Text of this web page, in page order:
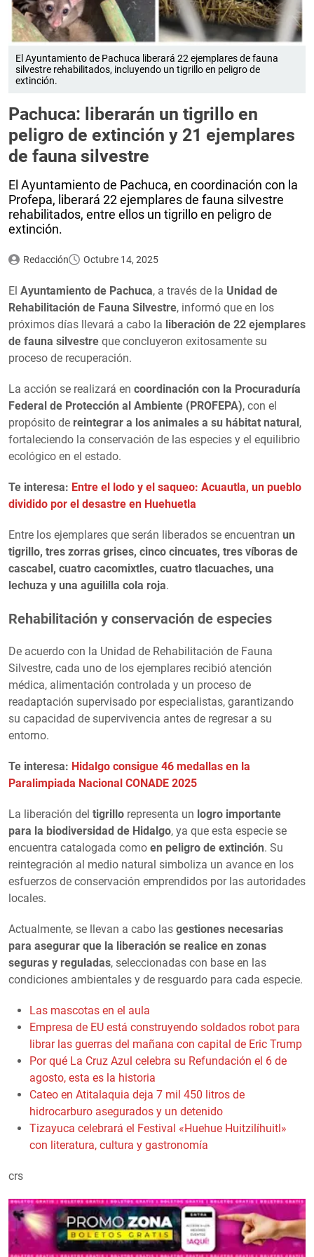
El Ayuntamiento de Pachuca liberará 22 ejemplares de fauna
silvestre rehabilitados, incluyendo un tigrillo en peligro de
extinción.
Pachuca: liberarán un tigrillo en
peligro de extinción y 21 ejemplares
de fauna silvestre
El Ayuntamiento de Pachuca, en coordinación con la
Profepa, liberará 22 ejemplares de fauna silvestre
rehabilitados, entre ellos un tigrillo en peligro de
extinción.
Redacción Octubre 14, 2025
El Ayuntamiento de Pachuca, a través de la Unidad de
Rehabilitación de Fauna Silvestre, informó que en los
próximos días llevará a cabo la liberación de 22 ejemplares
de fauna silvestre que concluyeron exitosamente su
proceso de recuperación.
La acción se realizará en coordinación con la Procuraduría
Federal de Protección al Ambiente (PROFEPA), con el
propósito de reintegrar a los animales a su hábitat natural,
fortaleciendo la conservación de las especies y el equilibrio
ecológico en el estado.
Te interesa: Entre el lodo y el saqueo: Acuautla, un pueblo
dividido por el desastre en Huehuetla
Entre los ejemplares que serán liberados se encuentran un
tigrillo, tres zorras grises, cinco cincuates, tres víboras de
cascabel, cuatro cacomixtles, cuatro tlacuaches, una
lechuza y una aguililla cola roja.
Rehabilitación y conservación de especies
De acuerdo con la Unidad de Rehabilitación de Fauna
Silvestre, cada uno de los ejemplares recibió atención
médica, alimentación controlada y un proceso de
readaptación supervisado por especialistas, garantizando
su capacidad de supervivencia antes de regresar a su
entorno.
Te interesa: Hidalgo consigue 46 medallas en la
Paralimpiada Nacional CONADE 2025
La liberación del tigrillo representa un logro importante
para la biodiversidad de Hidalgo, ya que esta especie se
encuentra catalogada como en peligro de extinción. Su
reintegración al medio natural simboliza un avance en los
esfuerzos de conservación emprendidos por las autoridades
locales.
Actualmente, se llevan a cabo las gestiones necesarias
para asegurar que la liberación se realice en zonas
seguras y reguladas, seleccionadas con base en las
condiciones ambientales y de resguardo para cada especie.
Las mascotas en el aula
Empresa de EU está construyendo soldados robot para
librar las guerras del mañana con capital de Eric Trump
Por qué La Cruz Azul celebra su Refundación el 6 de
agosto, esta es la historia
Cateo en Atitalaquia deja 7 mil 450 litros de
hidrocarburo asegurados y un detenido
Tizayuca celebrará el Festival «Huehue Huitzilíhuitl»
con literatura, cultura y gastronomía
crs